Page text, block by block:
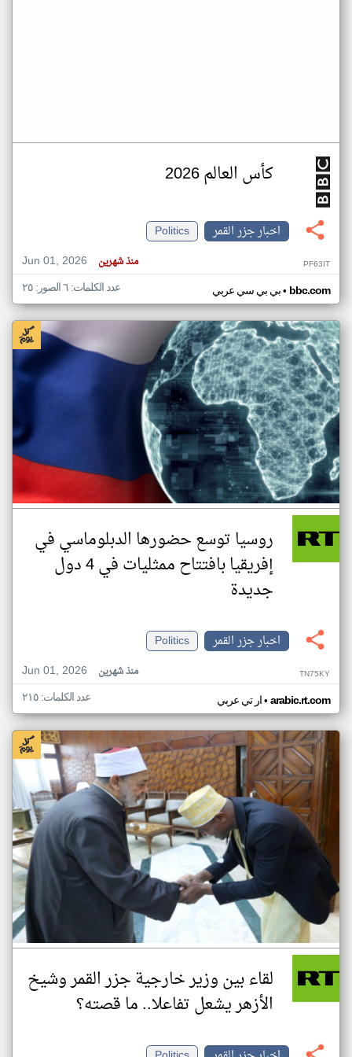
كأس العالم 2026
اخبار جزر القمر
Politics
Jun 01, 2026
منذ شهرين PF63IT
بي بي سي عربي• bbc.com عدد الكلمات: ٦ الصور: ٢٥
روسيا توسع حضورها الدبلوماسي في
إفريقيا بافتتاح ممثليات في 4 دول
جديدة
اخبار جزر القمر
Politics
Jun 01, 2026
منذ شهرين TN75KY
ار تي عربي• arabic.rt.com عدد الكلمات: ٢١٥
لقاء بين وزير خارجية جزر القمر وشيخ
الأزهر يشعل تفاعلا.. ما قصته؟